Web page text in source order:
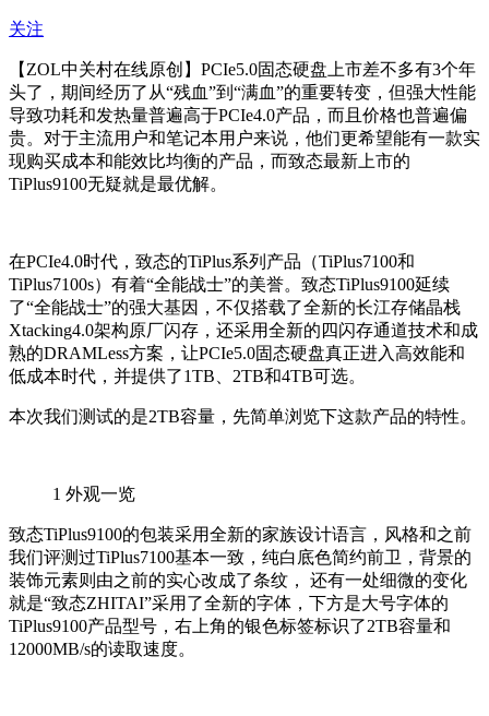
关注
【ZOL中关村在线原创】PCIe5.0固态硬盘上市差不多有3个年
头了，期间经历了从“残血”到“满血”的重要转变，但强大性能
导致功耗和发热量普遍高于PCIe4.0产品，而且价格也普遍偏
贵。对于主流用户和笔记本用户来说，他们更希望能有一款实
现购买成本和能效比均衡的产品，而致态最新上市的
TiPlus9100无疑就是最优解。
在PCIe4.0时代，致态的TiPlus系列产品（TiPlus7100和
TiPlus7100s）有着“全能战士”的美誉。致态TiPlus9100延续
了“全能战士”的强大基因，不仅搭载了全新的长江存储晶栈
Xtacking4.0架构原厂闪存，还采用全新的四闪存通道技术和成
熟的DRAMLess方案，让PCIe5.0固态硬盘真正进入高效能和
低成本时代，并提供了1TB、2TB和4TB可选。
本次我们测试的是2TB容量，先简单浏览下这款产品的特性。
1 外观一览
致态TiPlus9100的包装采用全新的家族设计语言，风格和之前
我们评测过TiPlus7100基本一致，纯白底色简约前卫，背景的
装饰元素则由之前的实心改成了条纹， 还有一处细微的变化
就是“致态ZHITAI”采用了全新的字体，下方是大号字体的
TiPlus9100产品型号，右上角的银色标签标识了2TB容量和
12000MB/s的读取速度。